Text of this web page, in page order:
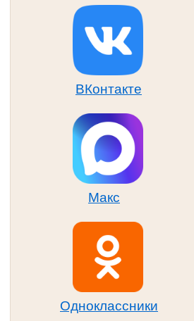
ВКонтакте
Макс
Одноклассники